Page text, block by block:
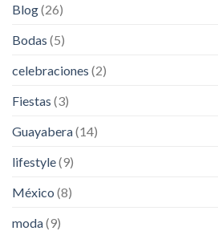
Blog(26)
Bodas (5)
celebraciones (2)
Fiestas (3)
Guayabera(14)
lifestyle(9)
México (8)
moda(9)